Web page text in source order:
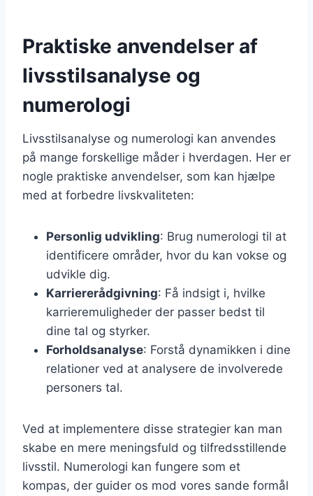
Praktiske anvendelser af
livsstilsanalyse og
numerologi
Livsstilsanalyse og numerologi kan anvendes
på mange forskellige måder i hverdagen. Her er
nogle praktiske anvendelser, som kan hjælpe
med at forbedre livskvaliteten:
Personlig udvikling: Brug numerologi til at
identificere områder, hvor du kan vokse og
udvikle dig.
Karriererådgivning: Få indsigt i, hvilke
karrieremuligheder der passer bedst til
dine tal og styrker.
Forholdsanalyse: Forstå dynamikken i dine
relationer ved at analysere de involverede
personers tal.
Ved at implementere disse strategier kan man
skabe en mere meningsfuld og tilfredsstillende
livsstil. Numerologi kan fungere som et
kompas, der guider os mod vores sande formål